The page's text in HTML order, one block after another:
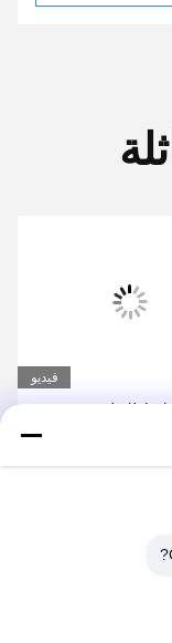
فيديو
10-30T / H برج نوع كامل
بيع مصنع هاون جاف